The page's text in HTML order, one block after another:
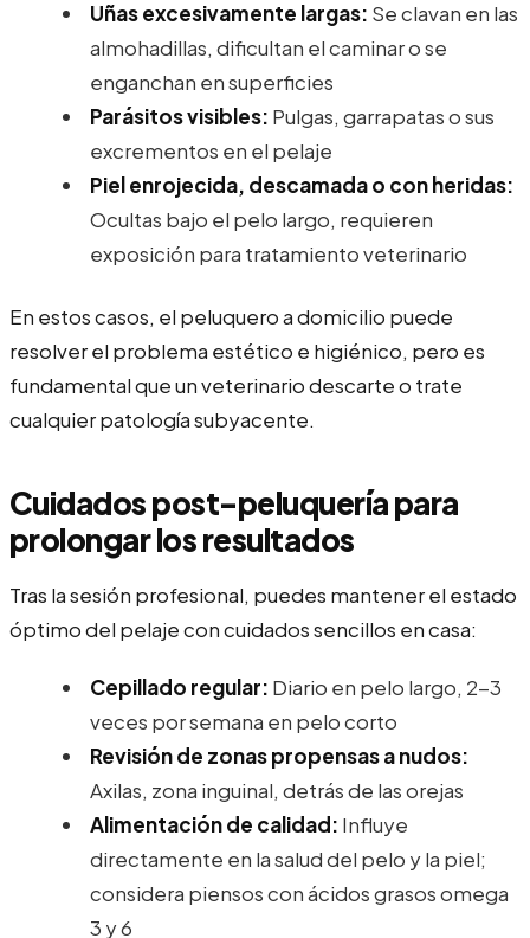
Uñas excesivamente largas: Se clavan en las
almohadillas, dificultan el caminar o se
enganchan en superficies
Parásitos visibles: Pulgas, garrapatas o sus
excrementos en el pelaje
Piel enrojecida, descamada o con heridas:
Ocultas bajo el pelo largo, requieren
exposición para tratamiento veterinario
En estos casos, el peluquero a domicilio puede
resolver el problema estético e higiénico, pero es
fundamental que un veterinario descarte o trate
cualquier patología subyacente.
Cuidados post-peluquería para
prolongar los resultados
Tras la sesión profesional, puedes mantener el estado
óptimo del pelaje con cuidados sencillos en casa:
Cepillado regular: Diario en pelo largo, 2-3
veces por semana en pelo corto
Revisión de zonas propensas a nudos:
Axilas, zona inguinal, detrás de las orejas
Alimentación de calidad: Influye
directamente en la salud del pelo y la piel;
considera piensos con ácidos grasos omega
3 y 6